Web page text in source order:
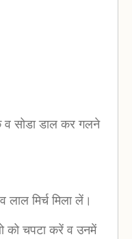
सोडा डाल कर गलने
मिर्च मिला लें।
को चपटा करें व उनमें